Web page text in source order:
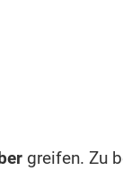
greifen. Zu